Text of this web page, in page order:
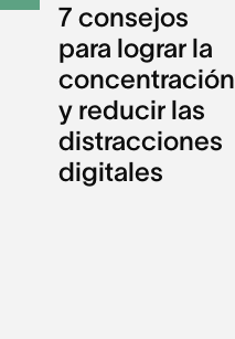
7 consejos
para lograr la
concentración
y reducir las
distracciones
digitales